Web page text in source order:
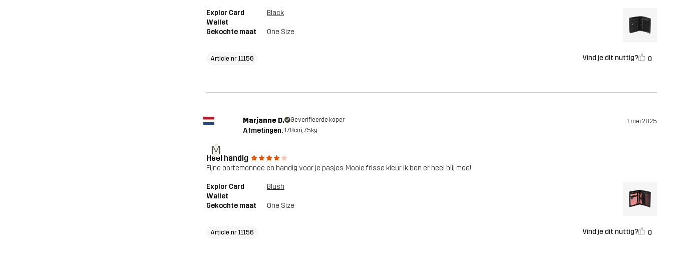
Explor Card
Wallet
Black
Gekochte maat One Size
Article nr 11156 Vind je dit nuttig? 0
M
Marjanne D. Geverifieerde koper 1 mei 2025
Afmetingen: 178cm, 75kg
Heel handig
Fijne portemonnee en handig voor je pasjes. Mooie frisse kleur. Ik ben er heel blij mee!
Explor Card
Wallet
Blush
Gekochte maat One Size
Article nr 11156 Vind je dit nuttig? 0